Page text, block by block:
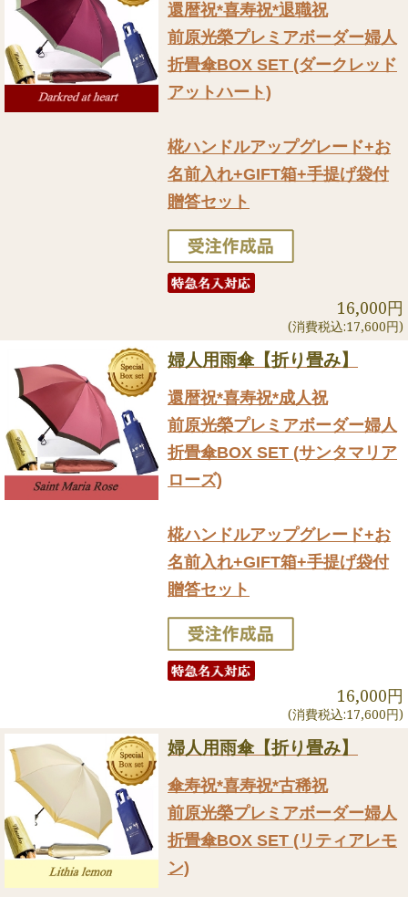
還暦祝*喜寿祝*退職祝
前原光榮プレミアボーダー婦人
折畳傘BOX SET (ダークレッド
アットハート)
椛ハンドルアップグレード+お
名前入れ+GIFT箱+手提げ袋付
贈答セット
16,000円
(消費税込:17,600円)
婦人用雨傘【折り畳み】
還暦祝*喜寿祝*成人祝
前原光榮プレミアボーダー婦人
折畳傘BOX SET (サンタマリア
ローズ)
椛ハンドルアップグレード+お
名前入れ+GIFT箱+手提げ袋付
贈答セット
16,000円
(消費税込:17,600円)
婦人用雨傘【折り畳み】
傘寿祝*喜寿祝*古稀祝
前原光榮プレミアボーダー婦人
折畳傘BOX SET (リティアレモ
ン)